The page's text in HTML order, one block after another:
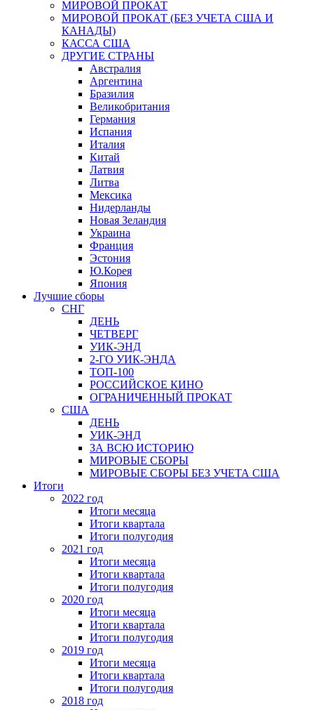
МИРОВОЙ ПРОКАТ
МИРОВОЙ ПРОКАТ (БЕЗ УЧЕТА США И
КАНАДЫ)
КАССА США
ДРУГИЕ СТРАНЫ
Австралия
Аргентина
Бразилия
Великобритания
Германия
Испания
Италия
Китай
Латвия
Литва
Мексика
Нидерланды
Новая Зеландия
Украина
Франция
Эстония
Ю.Корея
Япония
Лучшие сборы
СНГ
ДЕНЬ
ЧЕТВЕРГ
УИК-ЭНД
2-ГО УИК-ЭНДА
ТОП-100
РОССИЙСКОЕ КИНО
ОГРАНИЧЕННЫЙ ПРОКАТ
США
ДЕНЬ
УИК-ЭНД
ЗА ВСЮ ИСТОРИЮ
МИРОВЫЕ СБОРЫ
МИРОВЫЕ СБОРЫ БЕЗ УЧЕТА США
Итоги
2022 год
Итоги месяца
Итоги квартала
Итоги полугодия
2021 год
Итоги месяца
Итоги квартала
Итоги полугодия
2020 год
Итоги месяца
Итоги квартала
Итоги полугодия
2019 год
Итоги месяца
Итоги квартала
Итоги полугодия
2018 год